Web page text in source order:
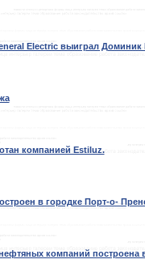
Electric выиграл Доминик
компанией Estiluz.
в городке Порт-о-
компаний построена